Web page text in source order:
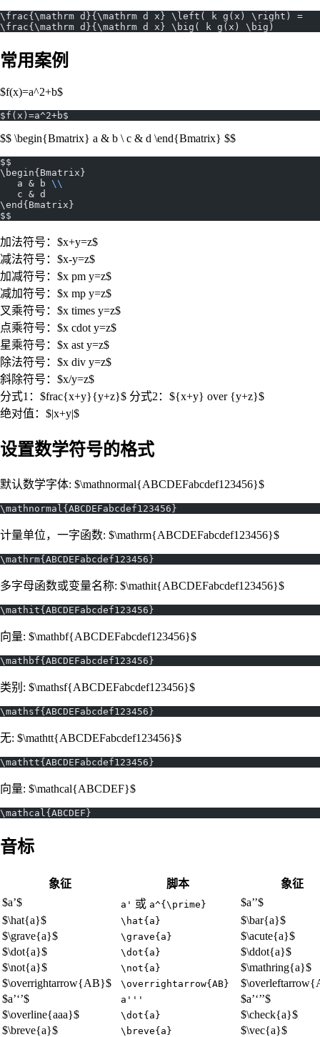
\frac{\mathrm d}{\mathrm d x} \left( k g(x) \right) =
\frac{\mathrm d}{\mathrm d x} \big( k g(x) \big)
常用案例
$f(x)=a^2+b$
$f(x)=a^2+b$
$$ \begin{Bmatrix} a & b \ c & d \end{Bmatrix} $$
$$
\begin{Bmatrix}
   a & b
\\
   c & d
\end{Bmatrix}
$$
加法符号：$x+y=z$
减法符号：$x-y=z$
加减符号：$x pm y=z$
减加符号：$x mp y=z$
叉乘符号：$x times y=z$
点乘符号：$x cdot y=z$
星乘符号：$x ast y=z$
除法符号：$x div y=z$
斜除符号：$x/y=z$
分式1：$frac{x+y}{y+z}$ 分式2：${x+y} over {y+z}$
绝对值：$|x+y|$
设置数学符号的格式
默认数学字体: $\mathnormal{ABCDEFabcdef123456}$
\mathnormal{ABCDEFabcdef123456}
计量单位，一字函数: $\mathrm{ABCDEFabcdef123456}$
\mathrm{ABCDEFabcdef123456}
多字母函数或变量名称: $\mathit{ABCDEFabcdef123456}$
\mathit{ABCDEFabcdef123456}
向量: $\mathbf{ABCDEFabcdef123456}$
\mathbf{ABCDEFabcdef123456}
类别: $\mathsf{ABCDEFabcdef123456}$
\mathsf{ABCDEFabcdef123456}
无: $\mathtt{ABCDEFabcdef123456}$
\mathtt{ABCDEFabcdef123456}
向量: $\mathcal{ABCDEF}$
\mathcal{ABCDEF}
音标
象征 脚本
象征
$a’$
a' 或 a^{\prime}
$a’’$
$\hat{a}$
\hat{a}
$\bar{a}$
$\grave{a}$
\grave{a}
$\acute{a}$
$\dot{a}$
\dot{a}
$\ddot{a}$
$\not{a}$
\not{a}
$\mathring{a}$
$\overrightarrow{AB}$
\overrightarrow{AB}
$a’‘’$
a'''
$a’‘’’$
$\overline{aaa}$
\dot{a}
$\check{a}$
$\breve{a}$
\breve{a}
$\vec{a}$